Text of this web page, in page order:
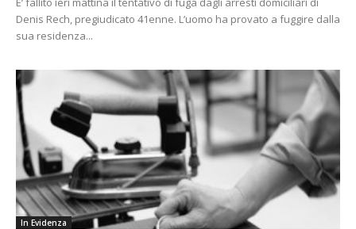
Denis Rech, pregiudicato 41enne. L’uomo ha provato a fuggire dalla
sua residenza...
In Evidenza